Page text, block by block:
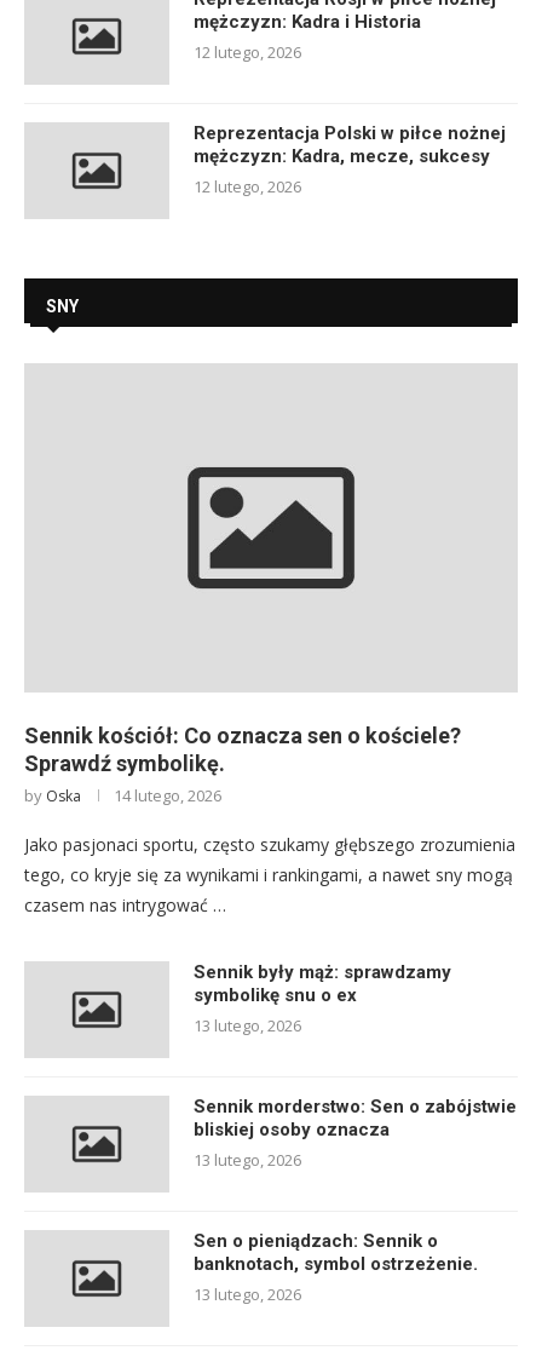
mężczyzn: Kadra i Historia
12 lutego, 2026
Reprezentacja Polski w piłce nożnej
mężczyzn: Kadra, mecze, sukcesy
12 lutego, 2026
SNY
Sennik kościół: Co oznacza sen o kościele?
Sprawdź symbolikę.
by Oska 14 lutego, 2026
Jako pasjonaci sportu, często szukamy głębszego zrozumienia
tego, co kryje się za wynikami i rankingami, a nawet sny mogą
czasem nas intrygować …
Sennik były mąż: sprawdzamy
symbolikę snu o ex
13 lutego, 2026
Sennik morderstwo: Sen o zabójstwie
bliskiej osoby oznacza
13 lutego, 2026
Sen o pieniądzach: Sennik o
banknotach, symbol ostrzeżenie.
13 lutego, 2026